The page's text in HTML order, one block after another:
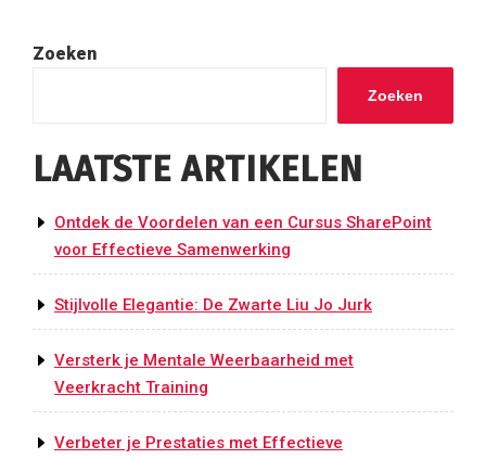
Zoeken
Zoeken
LAATSTE ARTIKELEN
Ontdek de Voordelen van een Cursus SharePoint
voor Effectieve Samenwerking
Stijlvolle Elegantie: De Zwarte Liu Jo Jurk
Versterk je Mentale Weerbaarheid met
Veerkracht Training
Verbeter je Prestaties met Effectieve